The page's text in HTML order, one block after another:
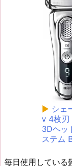
▶ シェ
v 4枚刃
3Dヘッ
ステム
毎日使用している